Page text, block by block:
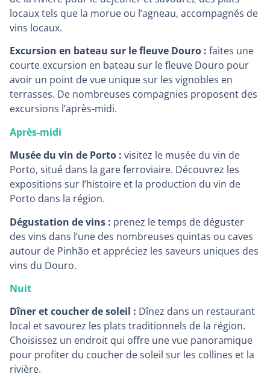
locaux tels que la morue ou l’agneau, accompagnés de
vins locaux.
Excursion en bateau sur le fleuve Douro : faites une
courte excursion en bateau sur le fleuve Douro pour
avoir un point de vue unique sur les vignobles en
terrasses. De nombreuses compagnies proposent des
excursions l’après-midi.
Après-midi
Musée du vin de Porto : visitez le musée du vin de
Porto, situé dans la gare ferroviaire. Découvrez les
expositions sur l’histoire et la production du vin de
Porto dans la région.
Dégustation de vins : prenez le temps de déguster
des vins dans l’une des nombreuses quintas ou caves
autour de Pinhão et appréciez les saveurs uniques des
vins du Douro.
Nuit
Dîner et coucher de soleil : Dînez dans un restaurant
local et savourez les plats traditionnels de la région.
Choisissez un endroit qui offre une vue panoramique
pour profiter du coucher de soleil sur les collines et la
rivière.